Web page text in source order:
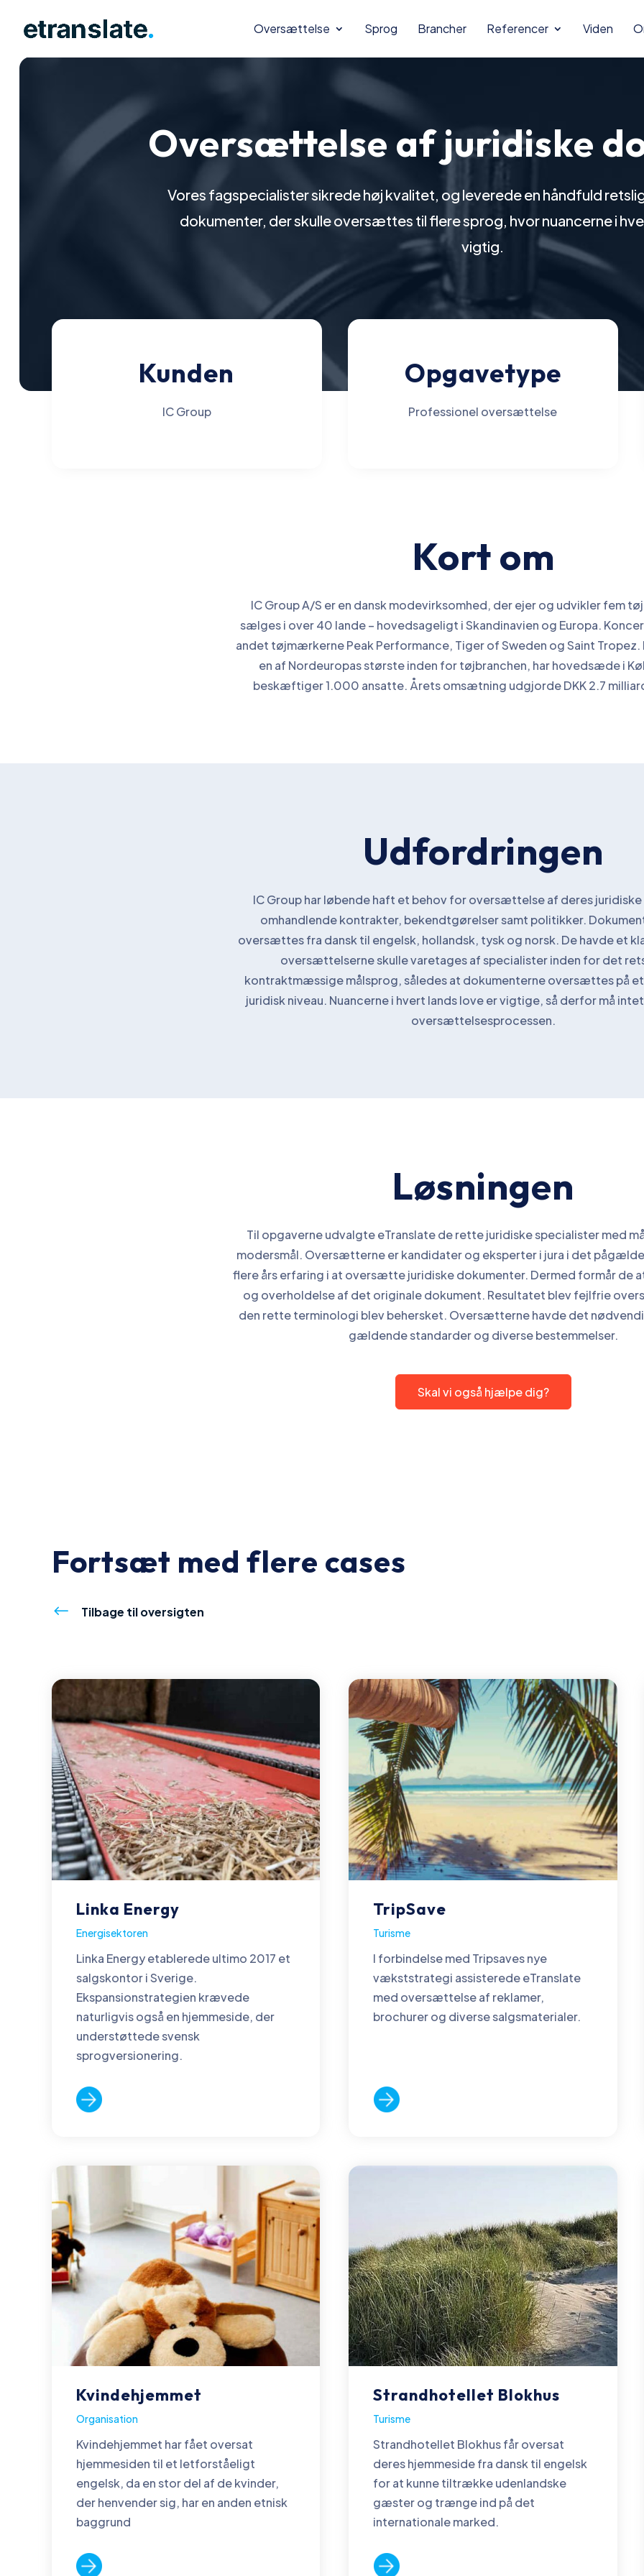
Oversættelse Sprog Brancher Referencer Viden
Oversættelse af juridiske
Vores fagspecialister sikrede høj kvalitet, og leverede en håndfuld
dokumenter, der skulle oversættes til flere sprog, hvor nuancerne i
vigtig.
Kunden
IC Group
Opgavetype
Professionel oversættelse
Kort om
IC Group A/S er en dansk modevirksomhed, der ejer og udvikler fem
sælges i over 40 lande – hovedsageligt i Skandinavien og Europa.
andet tøjmærkerne Peak Performance, Tiger of Sweden og Saint Tropez.
en af Nordeuropas største inden for tøjbranchen, har hovedsæde i
beskæftiger 1.000 ansatte. Årets omsætning udgjorde DKK 2.7
Udfordringen
IC Group har løbende haft et behov for oversættelse af deres
omhandlende kontrakter, bekendtgørelser samt politikker.
oversættes fra dansk til engelsk, hollandsk, tysk og norsk. De havde et
oversættelserne skulle varetages af specialister inden for det
kontraktmæssige målsprog, således at dokumenterne oversættes på
juridisk niveau. Nuancerne i hvert lands love er vigtige, så derfor må
oversættelsesprocessen.
Løsningen
Til opgaverne udvalgte eTranslate de rette juridiske specialister med
modersmål. Oversætterne er kandidater og eksperter i jura i det
flere års erfaring i at oversætte juridiske dokumenter. Dermed formår de
og overholdelse af det originale dokument. Resultatet blev fejlfrie
den rette terminologi blev behersket. Oversætterne havde det
gældende standarder og diverse bestemmelser.
Skal vi også hjælpe dig?
Fortsæt med flere cases
# Tilbage til oversigten
Linka Energy
Energisektoren
Linka Energy etablerede ultimo 2017 et
salgskontor i Sverige.
Ekspansionstrategien krævede
naturligvis også en hjemmeside, der
understøttede svensk
sprogversionering.
TripSave
Turisme
I forbindelse med Tripsaves nye
vækststrategi assisterede eTranslate
med oversættelse af reklamer,
brochurer og diverse salgsmaterialer.
Kvindehjemmet
Organisation
Kvindehjemmet har fået oversat
hjemmesiden til et letforståeligt
engelsk, da en stor del af de kvinder,
der henvender sig, har en anden etnisk
baggrund
Strandhotellet Blokhus
Turisme
Strandhotellet Blokhus får oversat
deres hjemmeside fra dansk til engelsk
for at kunne tiltrække udenlandske
gæster og trænge ind på det
internationale marked.